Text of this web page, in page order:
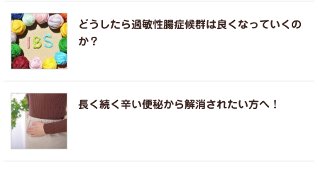
どうしたら過敏性腸症候群は良くなっていくの
か？
長く続く辛い便秘から解消されたい方へ！